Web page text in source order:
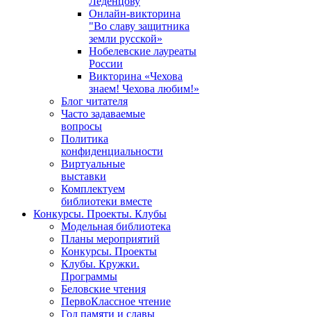
Онлайн-викторина
"Во славу защитника
земли русской»
Нобелевские лауреаты
России
Викторина «Чехова
знаем! Чехова любим!»
Блог читателя
Часто задаваемые
вопросы
Политика
конфиденциальности
Виртуальные
выставки
Комплектуем
библиотеки вместе
Конкурсы. Проекты. Клубы
Модельная библиотека
Планы мероприятий
Конкурсы. Проекты
Клубы. Кружки.
Программы
Беловские чтения
ПервоКлассное чтение
Год памяти и славы